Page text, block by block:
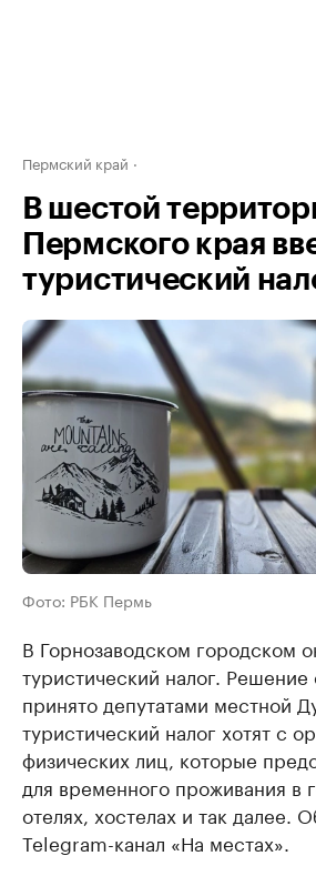
Пермский край
В шестой
Пермского края
туристический
Фото: РБК Пермь
В Горнозаводском городском
туристический налог.
принято депутатами местной
туристический налог хотят с
физических лиц, которые
для временного проживания в
отелях, хостелах и так далее.
Telegram-канал «На местах».